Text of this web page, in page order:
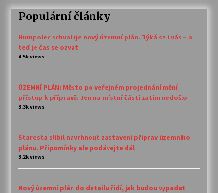
Populární články
Humpolec schvaluje nový územní plán. Týká se i vás – a
teď je čas se ozvat
4.5k views
ÚZEMNÍ PLÁN: Město po veřejném projednání mění
přístup k přípravě. Jen na místní části zatím nedošlo
3.3k views
Starosta slíbil navrhnout zastavení příprav územního
plánu. Připomínky ale podávejte dál
3.2k views
Nový územní plán do detailu řídí, jak budou vypadat